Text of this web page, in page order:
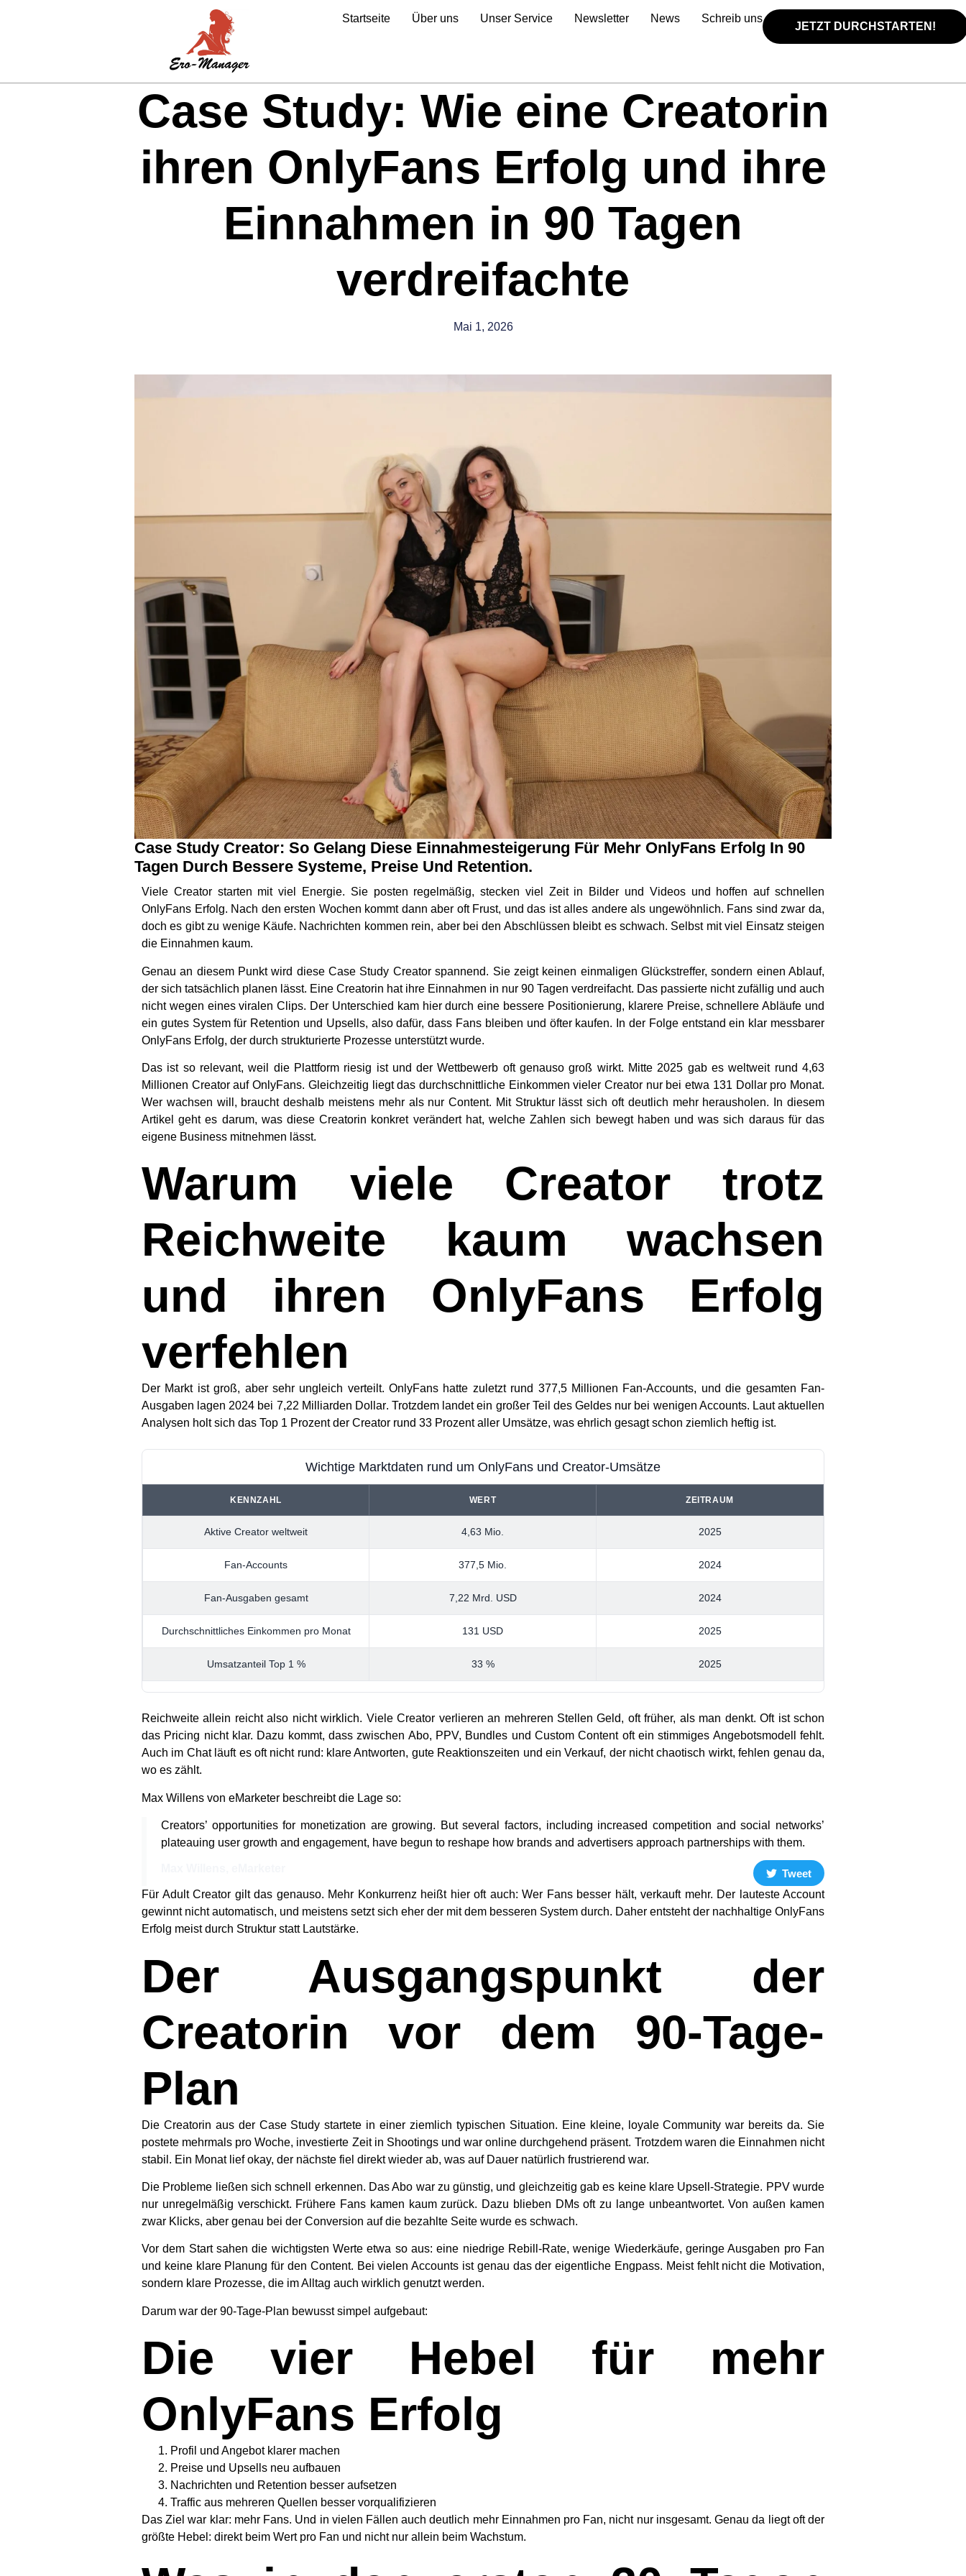
Startseite Über uns Unser Service Newsletter News Schreib uns
JETZT DURCHSTARTEN!
Case Study: Wie eine Creatorin
ihren OnlyFans Erfolg und ihre
Einnahmen in 90 Tagen
verdreifachte
Mai 1, 2026
Case Study Creator: So Gelang Diese Einnahmesteigerung Für Mehr OnlyFans Erfolg In 90
Tagen Durch Bessere Systeme, Preise Und Retention.
Viele Creator starten mit viel Energie. Sie posten regelmäßig, stecken viel Zeit in Bilder und Videos und hoffen auf schnellen
OnlyFans Erfolg. Nach den ersten Wochen kommt dann aber oft Frust, und das ist alles andere als ungewöhnlich. Fans sind zwar da,
doch es gibt zu wenige Käufe. Nachrichten kommen rein, aber bei den Abschlüssen bleibt es schwach. Selbst mit viel Einsatz steigen
die Einnahmen kaum.
Genau an diesem Punkt wird diese Case Study Creator spannend. Sie zeigt keinen einmaligen Glückstreffer, sondern einen Ablauf,
der sich tatsächlich planen lässt. Eine Creatorin hat ihre Einnahmen in nur 90 Tagen verdreifacht. Das passierte nicht zufällig und auch
nicht wegen eines viralen Clips. Der Unterschied kam hier durch eine bessere Positionierung, klarere Preise, schnellere Abläufe und
ein gutes System für Retention und Upsells, also dafür, dass Fans bleiben und öfter kaufen. In der Folge entstand ein klar messbarer
OnlyFans Erfolg, der durch strukturierte Prozesse unterstützt wurde.
Das ist so relevant, weil die Plattform riesig ist und der Wettbewerb oft genauso groß wirkt. Mitte 2025 gab es weltweit rund 4,63
Millionen Creatorauf OnlyFans. Gleichzeitig liegt das durchschnittliche Einkommen vieler Creator nur bei etwa 131 Dollar pro Monat.
Wer wachsen will, braucht deshalb meistens mehr als nur Content. Mit Struktur lässt sich oft deutlich mehr herausholen. In diesem
Artikel geht es darum, was diese Creatorin konkret verändert hat, welche Zahlen sich bewegt haben und was sich daraus für das
eigene Business mitnehmen lässt.
Warum viele Creator trotz
Reichweite kaum wachsen
und ihren OnlyFans Erfolg
verfehlen
Der Markt ist groß, aber sehr ungleich verteilt. OnlyFans hatte zuletzt rund 377,5 Millionen Fan-Accounts, und die gesamten Fan-
Ausgaben lagen 2024 bei 7,22 Milliarden Dollar. Trotzdem landet ein großer Teil des Geldes nur bei wenigen Accounts. Laut aktuellen
Analysen holt sich das Top 1 Prozentder Creator rund 33 Prozentaller Umsätze, was ehrlich gesagt schon ziemlich heftig ist.
Wichtige Marktdaten rund um OnlyFans und Creator-Umsätze
KENNZAHL WERT ZEITRAUM
Aktive Creator weltweit 4,63 Mio. 2025
Fan-Accounts 377,5 Mio. 2024
Fan-Ausgaben gesamt 7,22 Mrd. USD 2024
Durchschnittliches Einkommen pro Monat 131 USD 2025
Umsatzanteil Top 1 % 33 % 2025
Reichweite allein reicht also nicht wirklich. Viele Creator verlieren an mehreren Stellen Geld, oft früher, als man denkt. Oft ist schon
das Pricing nicht klar. Dazu kommt, dass zwischen Abo, PPV, Bundles und Custom Content oft ein stimmiges Angebotsmodell fehlt.
Auch im Chat läuft es oft nicht rund: klare Antworten, gute Reaktionszeiten und ein Verkauf, der nicht chaotisch wirkt, fehlen genau da,
wo es zählt.
Max Willens von eMarketer beschreibt die Lage so:
Creators’ opportunities for monetization are growing. But several factors, including increased competition and social networks’
plateauing user growth and engagement, have begun to reshape how brands and advertisers approach partnerships with them.
Tweet
Für Adult Creator gilt das genauso. Mehr Konkurrenz heißt hier oft auch: Wer Fans besser hält, verkauft mehr. Der lauteste Account
gewinnt nicht automatisch, und meistens setzt sich eher der mit dem besseren System durch. Daher entsteht der nachhaltige OnlyFans
Erfolg meist durch Struktur statt Lautstärke.
Der Ausgangspunkt der
Creatorin vor dem 90-Tage-
Plan
Die Creatorin aus der Case Study startete in einer ziemlich typischen Situation. Eine kleine, loyale Community war bereits da. Sie
postete mehrmals pro Woche, investierte Zeit in Shootings und war online durchgehend präsent. Trotzdem waren die Einnahmen nicht
stabil. Ein Monat lief okay, der nächste fiel direkt wieder ab, was auf Dauer natürlich frustrierend war.
Die Probleme ließen sich schnell erkennen. Das Abo war zu günstig, und gleichzeitig gab es keine klare Upsell-Strategie. PPV wurde
nur unregelmäßig verschickt. Frühere Fans kamen kaum zurück. Dazu blieben DMs oft zu lange unbeantwortet. Von außen kamen
zwar Klicks, aber genau bei der Conversion auf die bezahlte Seite wurde es schwach.
Vor dem Start sahen die wichtigsten Werte etwa so aus: eine niedrige Rebill-Rate, wenige Wiederkäufe, geringe Ausgaben pro Fan
und keine klare Planung für den Content. Bei vielen Accounts ist genau das der eigentliche Engpass. Meist fehlt nicht die Motivation,
sondern klare Prozesse, die im Alltag auch wirklich genutzt werden.
Darum war der 90-Tage-Plan bewusst simpel aufgebaut:
Die vier Hebel für mehr
OnlyFans Erfolg
Profil und Angebot klarer machen
Preise und Upsells neu aufbauen
Nachrichten und Retention besser aufsetzen
Traffic aus mehreren Quellen besser vorqualifizieren
Das Ziel war klar: mehr Fans. Und in vielen Fällen auch deutlich mehr Einnahmen pro Fan, nicht nur insgesamt. Genau da liegt oft der
größte Hebel: direkt beim Wert pro Fan und nicht nur allein beim Wachstum.